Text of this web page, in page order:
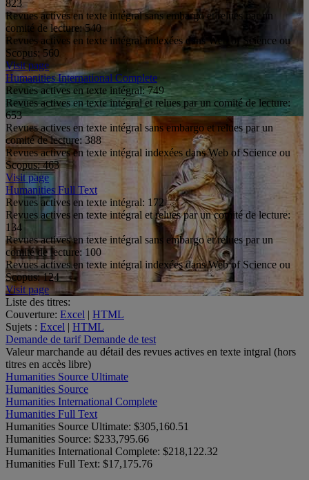
823
Revues actives en texte intégral sans embargo et relues par un
comité de lecture:540
Revues actives en texte intégral indexées dans Web of Science ou
Scopus: 560
Visit page
Humanities International Complete
Revues actives en texte intégral:749
Revues actives en texte intégral et relues par un comité de lecture:
653
Revues actives en texte intégral sans embargo et relues par un
comité de lecture: 388
Revues actives en texte intégral indexées dans Web of Science ou
Scopus:463
Visit page
Humanities Full Text
Revues actives en texte intégral: 172
Revues actives en texte intégral et relues par un comité de lecture:
134
Revues actives en texte intégral sans embargo et relues par un
comité de lecture: 100
Revues actives en texte intégral indexées dans Web of Science ou
Scopus:124
Visit page
Liste des titres:
Couverture: Excel | HTML
Sujets : Excel | HTML
Demande de tarif Demande de test
Valeur marchande au détail des revues actives en texte intgral (hors
titres en accès libre)
Humanities Source Ultimate
Humanities Source
Humanities International Complete
Humanities Full Text
Humanities Source Ultimate: $305,160.51
Humanities Source: $233,795.66
Humanities International Complete: $218,122.32
Humanities Full Text: $17,175.76